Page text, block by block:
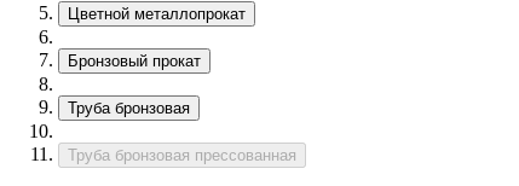
Цветной металлопрокат
Бронзовый прокат
Труба бронзовая
Труба бронзовая прессованная